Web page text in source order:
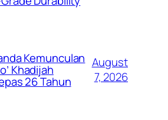
Kemunculan
Khadijah
26 Tahun
August
7, 2026